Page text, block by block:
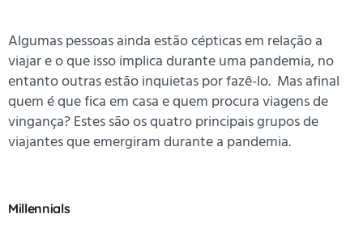
Algumas pessoas ainda estão cépticas em relação a
viajar e o que isso implica durante uma pandemia, no
entanto outras estão inquietas por fazê-lo. Mas afinal
quem é que fica em casa e quem procura viagens de
vingança? Estes são os quatro principais grupos de
viajantes que emergiram durante a pandemia.
Millennials